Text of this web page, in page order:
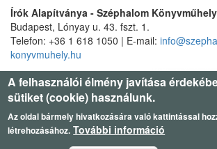
Írók Alapítványa - Széphalom Könyvműhely
Budapest, Lónyay u. 43. fszt. 1.
Telefon: +36 1 618 1050 | E-mail:
konyvmuhely.hu
A felhasználói élmény javítása
sütiket (cookie) használunk.
Az oldal bármely hivatkozására való kattintással
létrehozásához. További információ